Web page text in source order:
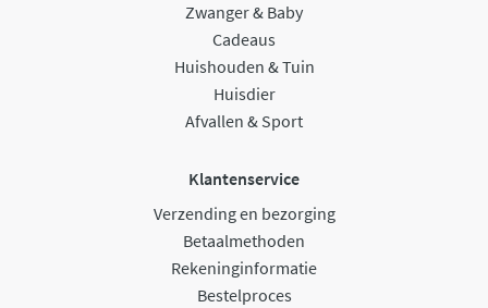
Zwanger & Baby
Cadeaus
Huishouden & Tuin
Huisdier
Afvallen & Sport
Klantenservice
Verzending en bezorging
Betaalmethoden
Rekeninginformatie
Bestelproces